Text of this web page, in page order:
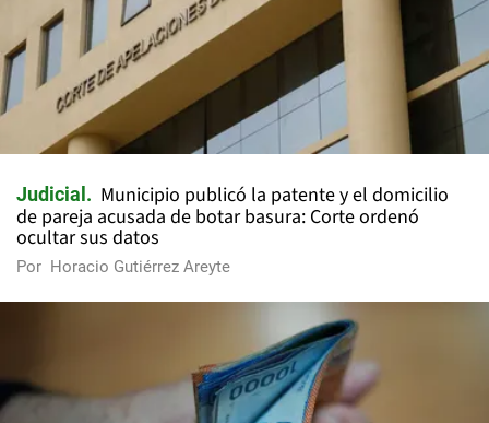
Judicial
Municipio publicó la patente y el domicilio
de pareja acusada de botar basura: Corte ordenó
ocultar sus datos
Por Horacio Gutiérrez Areyte